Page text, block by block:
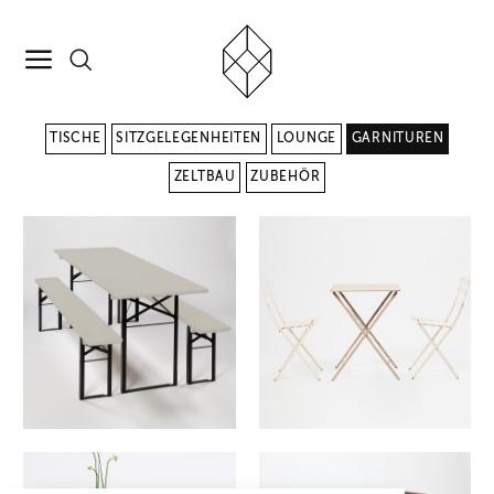
TISCHE SITZGELEGENHEITEN LOUNGE GARNITUREN
ZELTBAU ZUBEHÖR